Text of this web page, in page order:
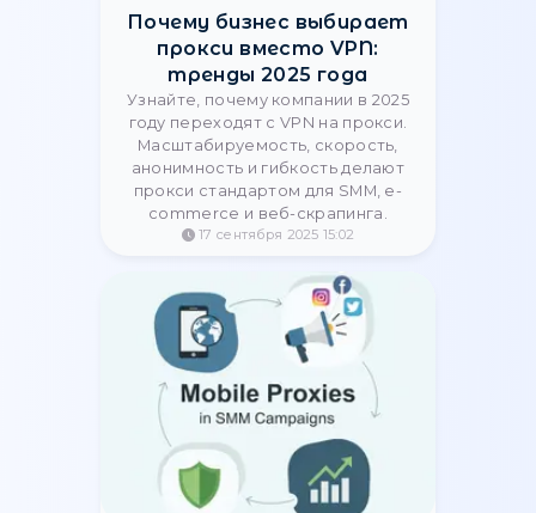
немецких сайтов |
StableProxy
Узнайте, как обеспечить
стабильный парсинг немецких
сайтов, избежать блокировок и
captcha, использовать ротацию IP и
residential прокси с геолокацией
Германия для надежного сбора
23 января 2026 13:20